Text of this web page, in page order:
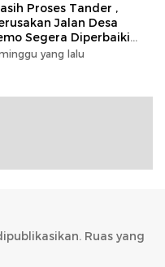
Proses Tander ,
Jalan Desa
Segera Diperbaiki
Iniyang lalu
Ruas yang